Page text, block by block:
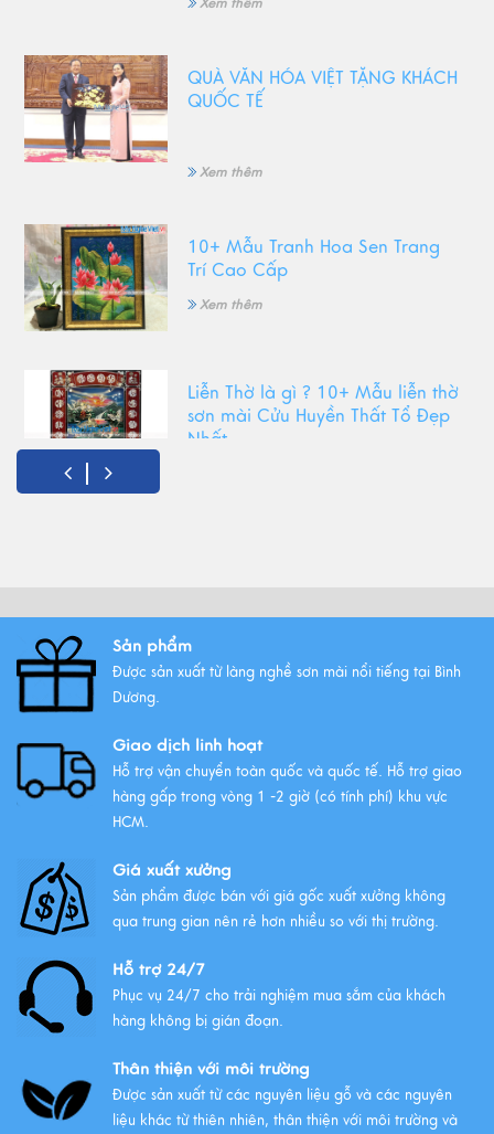
QUÀ VĂN HÓA VIỆT TẶNG KHÁCH
QUỐC TẾ
Xem thêm
10+ Mẫu Tranh Hoa Sen Trang
Trí Cao Cấp
Xem thêm
Liễn Thờ là gì ? 10+ Mẫu liễn thờ
sơn mài Cửu Huyền Thất Tổ Đẹp
Nhất
Xem thêm
Sản phẩm
Được sản xuất từ làng nghề sơn mài nổi tiếng tại Bình
Dương.
Giao dịch linh hoạt
Hỗ trợ vận chuyển toàn quốc và quốc tế. Hỗ trợ giao
hàng gấp trong vòng 1 -2 giờ (có tính phí) khu vực
HCM.
Giá xuất xưởng
Sản phẩm được bán với giá gốc xuất xưởng không
qua trung gian nên rẻ hơn nhiều so với thị trường.
Hỗ trợ 24/7
Phục vụ 24/7 cho trải nghiệm mua sắm của khách
hàng không bị gián đoạn.
Thân thiện với môi trường
Được sản xuất từ các nguyên liệu gỗ và các nguyên
liệu khác từ thiên nhiên, thân thiện với môi trường và